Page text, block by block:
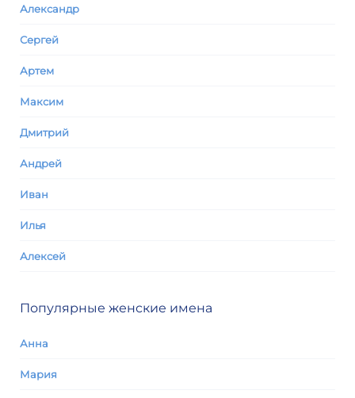
Александр
Сергей
Артем
Максим
Дмитрий
Андрей
Иван
Илья
Алексей
Популярные женские имена
Анна
Мария